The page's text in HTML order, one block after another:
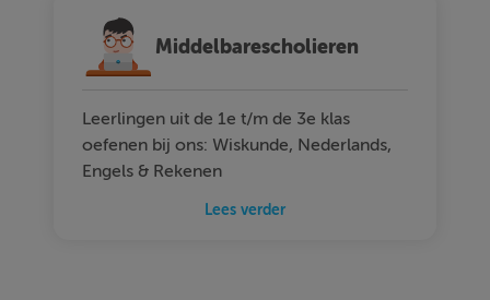
Middelbarescholieren
Leerlingen uit de 1e t/m de 3e klas
oefenen bij ons: Wiskunde, Nederlands,
Engels & Rekenen
Lees verder